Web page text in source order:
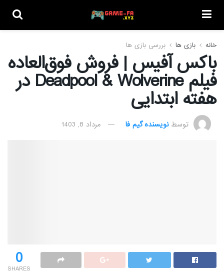
خانه بازی ها بررسی بازی ها
باکس آفیس | فروش فوق‌العاده
فیلم Deadpool & Wolverine در
هفته ابتدایی
توسط نویسنده گیم فا مرداد 8, 1403
0
SHARES